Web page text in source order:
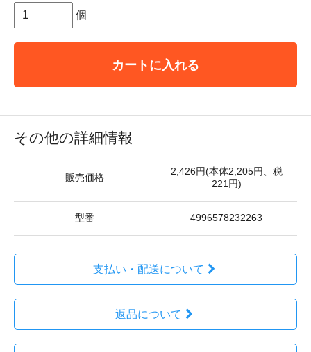
個
カートに入れる
その他の詳細情報
販売価格
2,426円(本体2,205円、税
221円)
型番 4996578232263
支払い・配送について
返品について